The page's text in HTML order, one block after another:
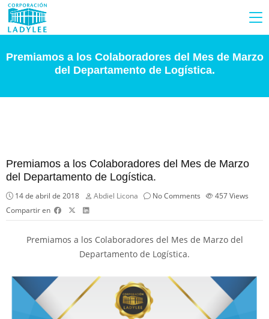
Premiamos a los Colaboradores del Mes de Marzo
del Departamento de Logística.
Premiamos a los Colaboradores del Mes de Marzo
del Departamento de Logística.
14 de abril de 2018 Abdiel Licona No Comments 457Views
Compartir en
Premiamos a los Colaboradores del Mes de Marzo del
Departamento de Logística.